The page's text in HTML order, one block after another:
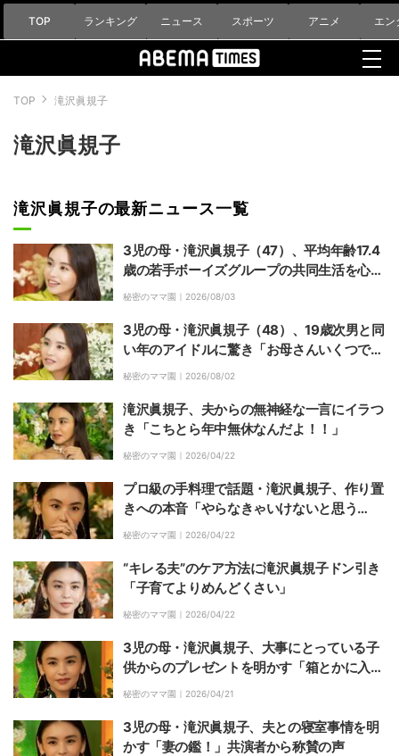
TOP ランキング ニュース スポーツ アニメ エン
TOP 滝沢眞規子
滝沢眞規子
滝沢眞規子の最新ニュース一覧
3児の母・滝沢眞規子（47）、平均年齢17.4
歳の若手ボーイズグループの共同生活を心配
「ご飯作ってあげたいよね〜！！」
秘密のママ園｜ 2026/08/03
3児の母・滝沢眞規子（48）、19歳次男と同
い年のアイドルに驚き「お母さんいくつです
か！？」
秘密のママ園｜ 2026/08/02
滝沢眞規子、夫からの無神経な一言にイラつ
き「こちとら年中無休なんだよ！！」
秘密のママ園｜ 2026/04/22
プロ級の手料理で話題・滝沢眞規子、作り置
きへの本音「やらなきゃいけないと思う
と…」
秘密のママ園｜ 2026/04/22
“キレる夫”のケア方法に滝沢眞規子ドン引き
「子育てよりめんどくさい」
秘密のママ園｜ 2026/04/22
3児の母・滝沢眞規子、大事にとっている子
供からのプレゼントを明かす「箱とかに入れ
てるけど」
秘密のママ園｜ 2026/04/21
3児の母・滝沢眞規子、夫との寝室事情を明
かす「妻の鑑！」共演者から称賛の声